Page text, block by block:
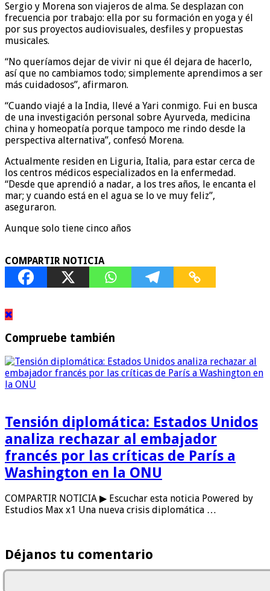
Sergio y Morena son viajeros de alma. Se desplazan con
frecuencia por trabajo: ella por su formación en yoga y él
por sus proyectos audiovisuales, desfiles y propuestas
musicales.
“No queríamos dejar de vivir ni que él dejara de hacerlo,
así que no cambiamos todo; simplemente aprendimos a ser
más cuidadosos”, afirmaron.
“Cuando viajé a la India, llevé a Yari conmigo. Fui en busca
de una investigación personal sobre Ayurveda, medicina
china y homeopatía porque tampoco me rindo desde la
perspectiva alternativa”, confesó Morena.
Actualmente residen en Liguria, Italia, para estar cerca de
los centros médicos especializados en la enfermedad.
“Desde que aprendió a nadar, a los tres años, le encanta el
mar; y cuando está en el agua se lo ve muy feliz”,
aseguraron.
Aunque solo tiene cinco años
COMPARTIR NOTICIA
Compruebe también
Tensión diplomática: Estados Unidos
analiza rechazar al embajador
francés por las críticas de París a
Washington en la ONU
COMPARTIR NOTICIA ▶ Escuchar esta noticia Powered by
Estudios Max x1 Una nueva crisis diplomática …
Déjanos tu comentario